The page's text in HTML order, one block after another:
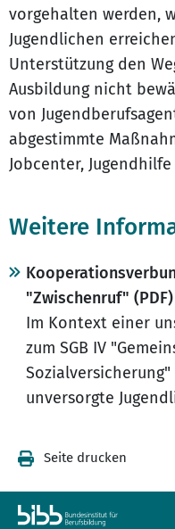
vorgehalten werden,
Jugendlichen
Unterstützung den
Ausbildung nicht
von
abgestimmte
Jobcenter,
Weitere
"Zwischenruf" (PDF)
Im Kontext einer
zum SGB IV
unversorgte
Seite drucken